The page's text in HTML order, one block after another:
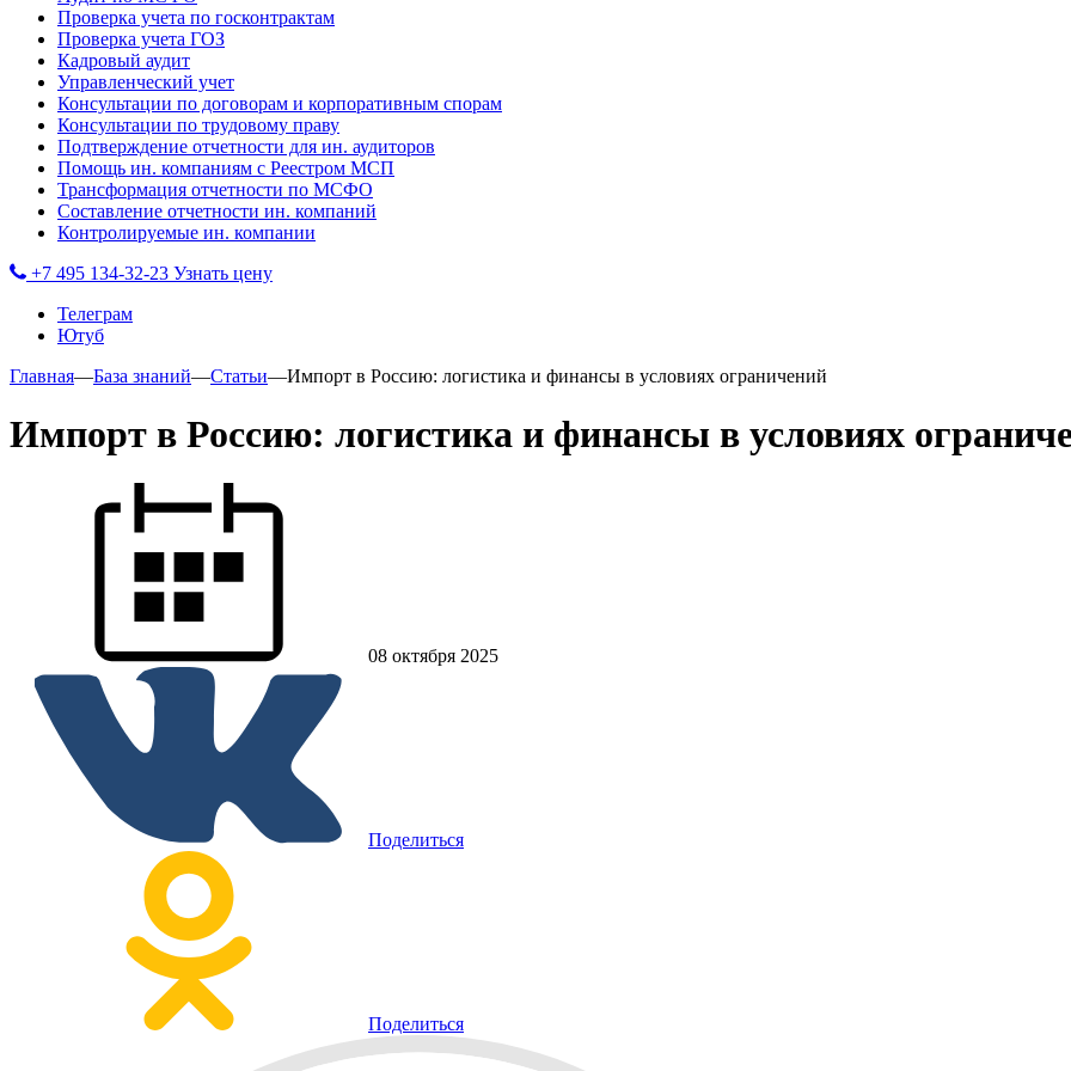
Проверка учета по госконтрактам
Проверка учета ГОЗ
Кадровый аудит
Управленческий учет
Консультации по договорам и корпоративным спорам
Консультации по трудовому праву
Подтверждение отчетности для ин. аудиторов
Помощь ин. компаниям с Реестром МСП
Трансформация отчетности по МСФО
Составление отчетности ин. компаний
Контролируемые ин. компании
+7 495 134-32-23 Узнать цену
Телеграм
Ютуб
Главная—База знаний—Статьи—Импорт в Россию: логистика и финансы в условиях ограничений
Импорт в Россию: логистика и финансы в условиях
08 октября 2025
Поделиться
Поделиться